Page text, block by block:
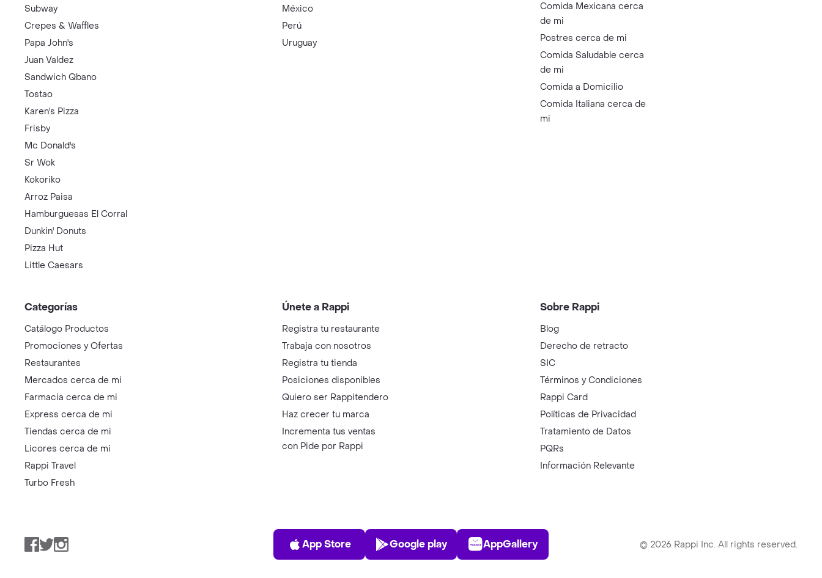
Subway
Crepes & Waffles
Papa John's
Juan Valdez
Sandwich Qbano
Tostao
Karen's Pizza
Frisby
Mc Donald's
Sr Wok
Kokoriko
Arroz Paisa
Hamburguesas El Corral
Dunkin' Donuts
Pizza Hut
Little Caesars
México
Perú
Uruguay
Comida Mexicana cerca
de mi
Postres cerca de mi
Comida Saludable cerca
de mi
Comida a Domicilio
Comida Italiana cerca de
mi
Categorías
Catálogo Productos
Promociones y Ofertas
Restaurantes
Mercados cerca de mi
Farmacia cerca de mi
Express cerca de mi
Tiendas cerca de mi
Licores cerca de mi
Rappi Travel
Turbo Fresh
Únete a Rappi
Registra tu restaurante
Trabaja con nosotros
Registra tu tienda
Posiciones disponibles
Quiero ser Rappitendero
Haz crecer tu marca
Incrementa tus ventas
con Pide por Rappi
Sobre Rappi
Blog
Derecho de retracto
SIC
Términos y Condiciones
Rappi Card
Políticas de Privacidad
Tratamiento de Datos
PQRs
Información Relevante
Facebook
TwitterInstagram
App Store
App Store
Play Store
Google play
AppGallery
AppGallery © 2026 Rappi Inc. All rights reserved.